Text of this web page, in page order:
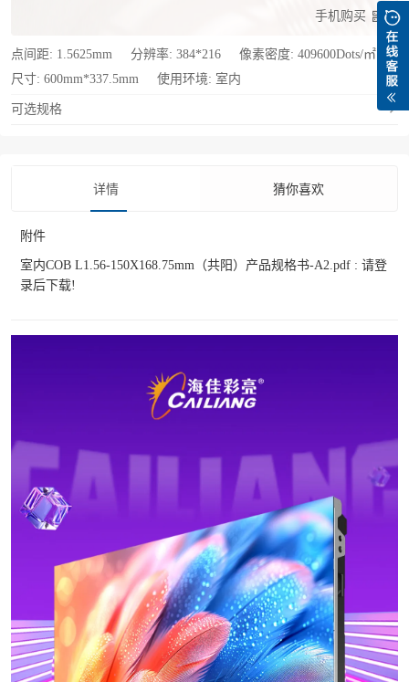
手机购买
点间距: 1.5625mm 分辨率: 384*216 像素密度: 409600Dots/㎡
尺寸: 600mm*337.5mm 使用环境: 室内
可选规格
详情 猜你喜欢
附件
室内COB L1.56-150X168.75mm（共阳）产品规格书-A2.pdf : 请登
录后下载!